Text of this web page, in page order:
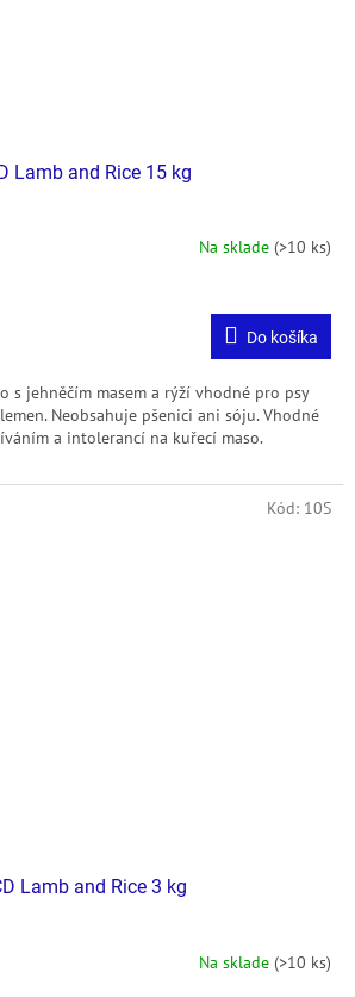
Lamb and Rice 15 kg
Na sklade (>10 ks)
Do košíka
s jehněčím masem a rýží vhodné pro psy
Neobsahuje pšenici ani sóju. Vhodné
a intolerancí na kuřecí maso.
Lamb and Rice 3 kg
Na sklade (>10 ks)
Kód: 10S